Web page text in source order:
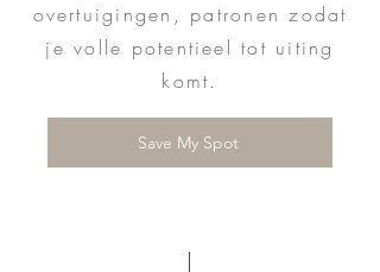
overtuigingen, patronen zodat
je volle potentieel tot uiting
komt.
Save My Spot